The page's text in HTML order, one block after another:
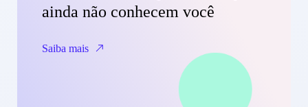
ainda não conhecem você
Saiba mais